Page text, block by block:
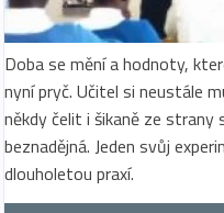
Doba se mění a hodnoty,
nyní pryč. Učitel si neustále
někdy čelit i šikaně ze
beznadějná. Jeden svůj
dlouholetou praxí.